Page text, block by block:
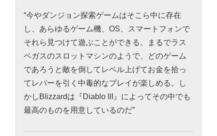
“今やダンジョン探索ゲームはそこら中に存在
し、あらゆるゲーム機、OS、スマートフォンで
それら見つけて遊ぶことができる。まるでラス
ベガスのスロットマシンのようで、どのゲーム
であろうと敵を倒してレベル上げてお金を拾っ
てレバーを引く中毒的なプレイが楽しめる。し
かしBlizzardは『Diablo III』によってその中でも
最高のものを用意しているのだ”